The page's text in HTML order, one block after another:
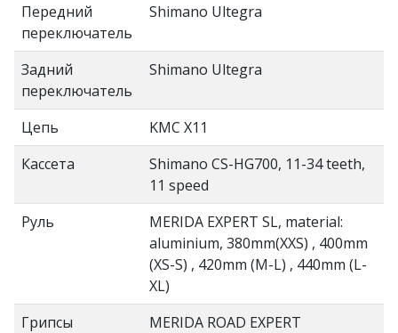
Передний
переключатель
Shimano Ultegra
Задний
переключатель
Shimano Ultegra
Цепь
KMC X11
Кассета
Shimano CS-HG700, 11-34 teeth,
11 speed
Руль
MERIDA EXPERT SL, material:
aluminium, 380mm(XXS) , 400mm
(XS-S) , 420mm (M-L) , 440mm (L-
XL)
Грипсы
MERIDA ROAD EXPERT